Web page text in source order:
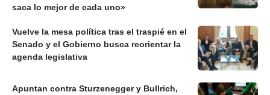
saca lo mejor de cada uno»
Vuelve la mesa política tras el traspié en el
Senado y el Gobierno busca reorientar la
agenda legislativa
Apuntan contra Sturzenegger y Bullrich,